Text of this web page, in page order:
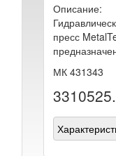
Описание:
пресс
МК 431343